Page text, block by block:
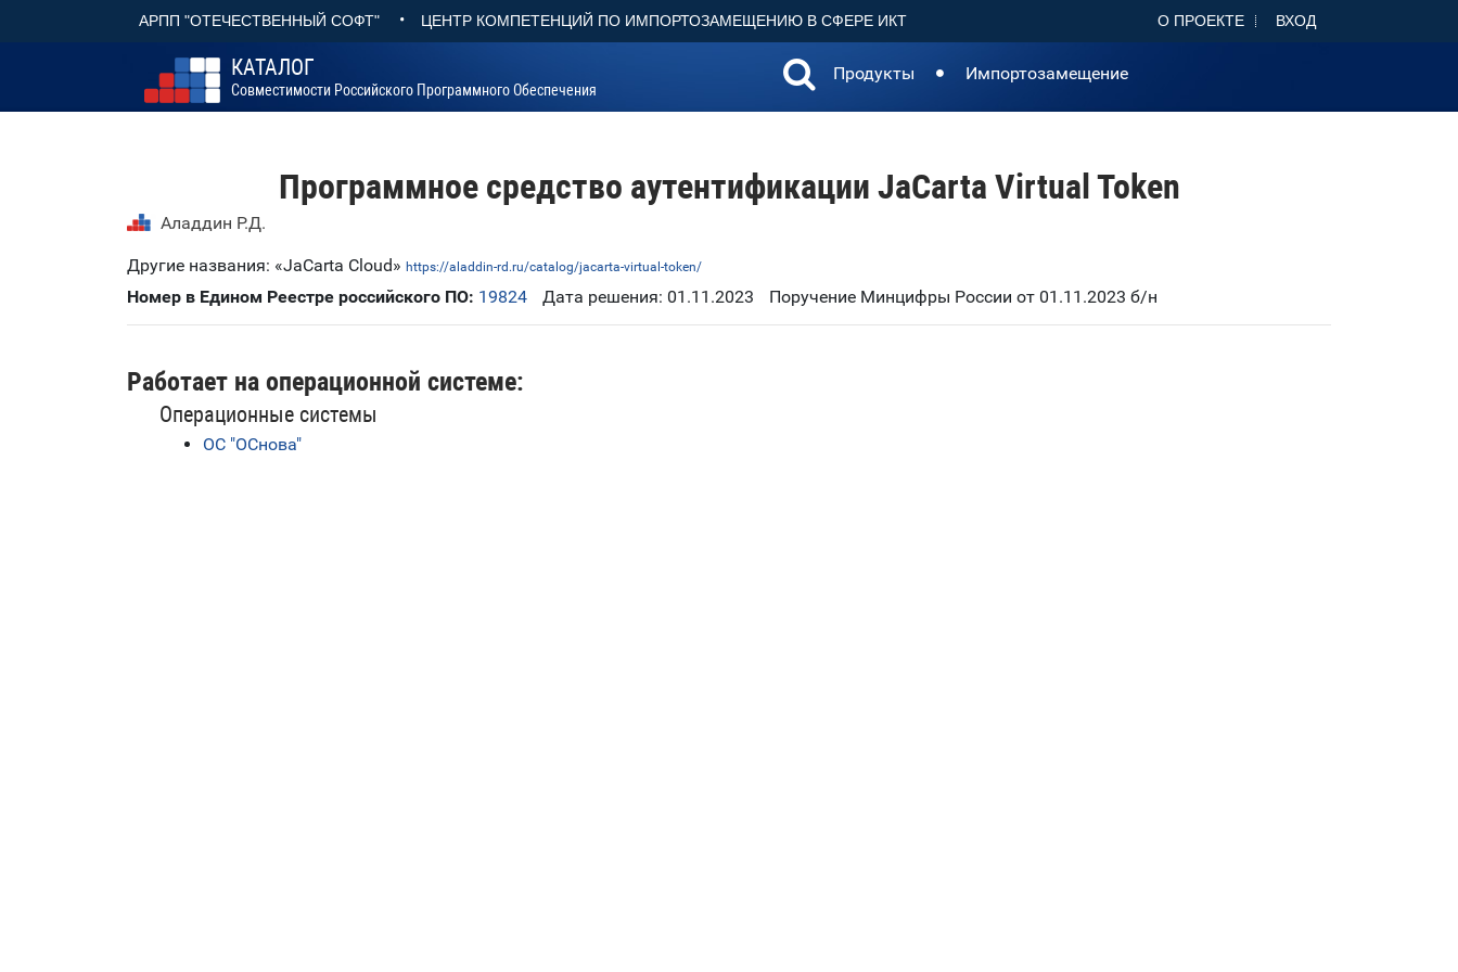
АРПП "ОТЕЧЕСТВЕННЫЙ СОФТ" • ЦЕНТР КОМПЕТЕНЦИЙ ПО ИМПОРТОЗАМЕЩЕНИЮ В СФЕРЕ ИКТ О ПРОЕКТЕ ВХОД
КАТАЛОГ
Совместимости Российского Программного Обеспечения
Продукты Импортозамещение
Программное средство аутентификации JaCarta Virtual Token
Аладдин Р.Д.
Другие названия: «JaCarta Cloud» https://aladdin-rd.ru/catalog/jacarta-virtual-token/
Номер в Едином Реестре российского ПО: 19824 Дата решения: 01.11.2023 Поручение Минцифры России от 01.11.2023 б/н
Работает на операционной системе:
Операционные системы
ОС "ОСнова"